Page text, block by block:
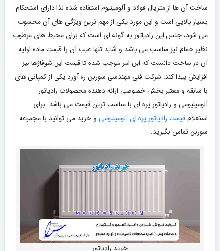
ساخت آن ها از متریال فولاد و آلومینیوم استفاده شده لذا دارای استحکام
بسیار بالایی است و این مورد یکی از مهم ترین ویژگی های آن محسوب
می شود، جنس این رادیاتور به گونه ای است که برای محیط های مرطوب
نظیر حمام نیز مناسب می باشد و شاید تنها عیب آن را قیمت ماده اولیه
آن در ساخت دانست که این امر موجب شده تا قیمت این شوفاژها نیز
افزایش پیدا کند. شرکت فنی مهندسی سوربن ره آورد یکی از کمپانی های
با سابقه و معتبر بخش خصوصی ارائه دهنده محصولات رادیاتور
آلومینیومی و رادیاتور پره ای با مناسب ترین قیمت می باشد. برای
استعلامقیمت رادیاتور پره ای آلومینیومی و خرید می توانید با مجموعه
سوربن تماس بگیرید.
خرید رادیاتور